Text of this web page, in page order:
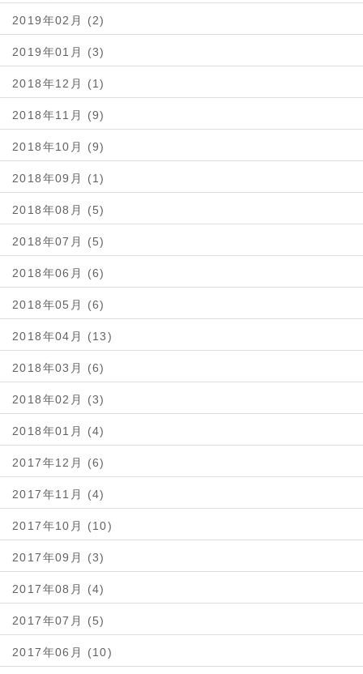
2019年02月 (2)
2019年01月 (3)
2018年12月 (1)
2018年11月 (9)
2018年10月 (9)
2018年09月 (1)
2018年08月 (5)
2018年07月 (5)
2018年06月 (6)
2018年05月 (6)
2018年04月 (13)
2018年03月 (6)
2018年02月 (3)
2018年01月 (4)
2017年12月 (6)
2017年11月 (4)
2017年10月 (10)
2017年09月 (3)
2017年08月 (4)
2017年07月 (5)
2017年06月 (10)